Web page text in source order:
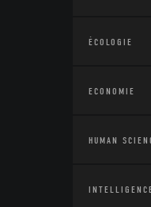
ÉCOLOGIE
ECONOMIE
HUMAN